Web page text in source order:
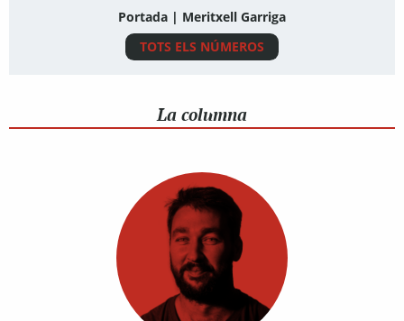
Portada | Meritxell Garriga
TOTS ELS NÚMEROS
La columna